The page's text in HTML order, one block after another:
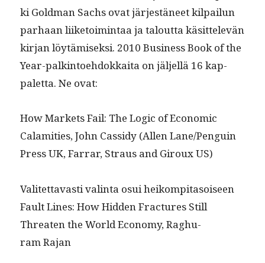
ki Gold­man Sachs ovat jär­jestäneet kil­pailun
parhaan liike­toim­intaa ja talout­ta käsit­televän
kir­jan löytämisek­si. 2010 Busi­ness Book of the
Year-palk­in­toe­hdokkai­ta on jäl­jel­lä 16 kap­
palet­ta. Ne ovat:
How Mar­kets Fail: The Log­ic of Eco­nom­ic
Calami­ties, John Cas­sidy (Allen Lane/Penguin
Press UK, Far­rar, Straus and Giroux US)
Valitet­tavasti val­in­ta osui heikom­pi­ta­soiseen
Fault Lines: How Hid­den Frac­tures Still
Threat­en the World Econ­o­my, Raghu­
ram Rajan